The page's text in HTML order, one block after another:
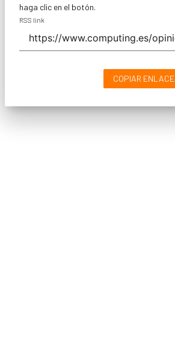
haga clic en el botón.
RSS link
COPIAR ENLACE